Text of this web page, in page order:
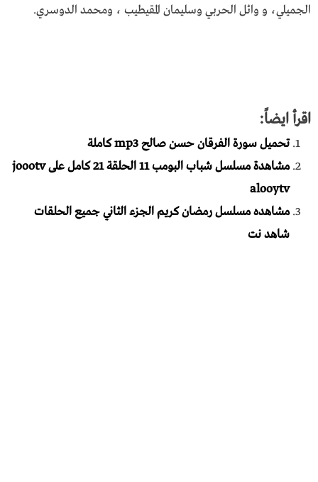
الجميلي، و وائل الحربي وسليمان المقيطيب ، ومحمد الدوسري.
اقرأ ايضاً:
تحميل سورة الفرقان حسن صالح mp3 كاملة
مشاهدة مسلسل شباب البومب 11 الحلقة 21 كامل على joootv
alooytv
مشاهده مسلسل رمضان كريم الجزء الثاني جميع الحلقات
شاهد نت